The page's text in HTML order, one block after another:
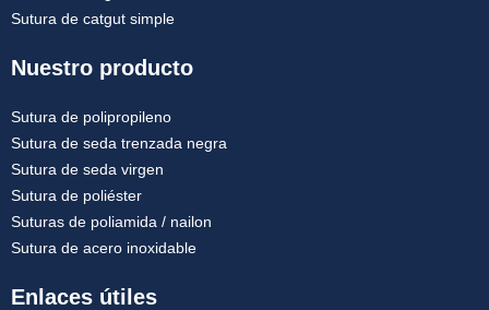
Nombre De Empresa
Tu mensaje
Sutura de catgut simple
Nuestro producto
Sutura de polipropileno
Sutura de seda trenzada negra
Sutura de seda virgen
Sutura de poliéster
Suturas de poliamida / nailon
Sutura de acero inoxidable
Enlaces útiles